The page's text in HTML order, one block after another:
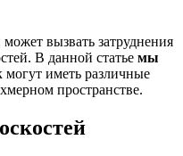
вызвать затруднения
В данной статье мы
могут иметь различные
пространстве.